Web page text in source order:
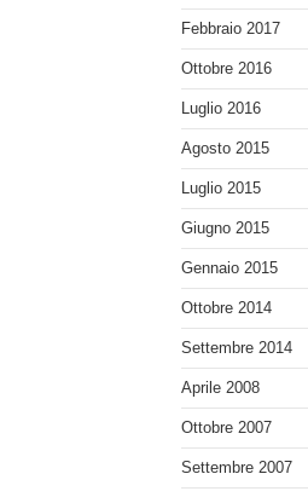
Febbraio 2017
Ottobre 2016
Luglio 2016
Agosto 2015
Luglio 2015
Giugno 2015
Gennaio 2015
Ottobre 2014
Settembre 2014
Aprile 2008
Ottobre 2007
Settembre 2007